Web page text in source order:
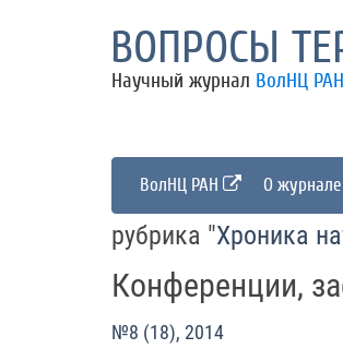
ВОПРОСЫ
Научный журнал ВолНЦ РАН
ВолНЦ РАН О журнале
рубрика "Хроника
Конференции,
№8 (18), 2014